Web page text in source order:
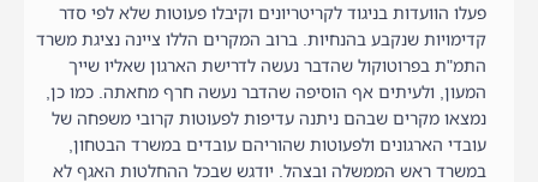
פעלו הוועדות בניגוד לקריטריונים וקיבלו פעוטות שלא לפי סדר
קדימויות שנקבע בהנחיות. ברוב המקרים הללו ציינה נציגת משרד
התמ"ת בפרוטוקול שהדבר נעשה לדרישת הארגון שאליו שייך
המעון, ולעיתים אף הוסיפה שהדבר נעשה חרף מחאתה. כמו כן,
נמצאו מקרים שבהם ניתנה עדיפות לפעוטות קרובי משפחה של
עובדי הארגונים ולפעוטות שהוריהם עובדים במשרד הבטחון,
במשרד ראש הממשלה ובצהל. יודגש שבכל ההחלטות האגף לא